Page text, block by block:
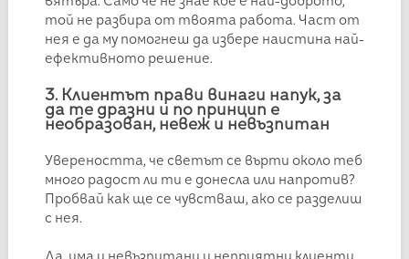
той не разбира от твоята работа. Част от
нея е да му помогнеш да избере наистина най-
ефективното решение.
3. Клиентът прави винаги напук, за
да те дразни и по принцип е
необразован, невеж и невъзпитан
Увереността, че светът се върти около теб
много радост ли ти е донесла или напротив?
Пробвай как ще се чувстваш, ако се разделиш
с нея.